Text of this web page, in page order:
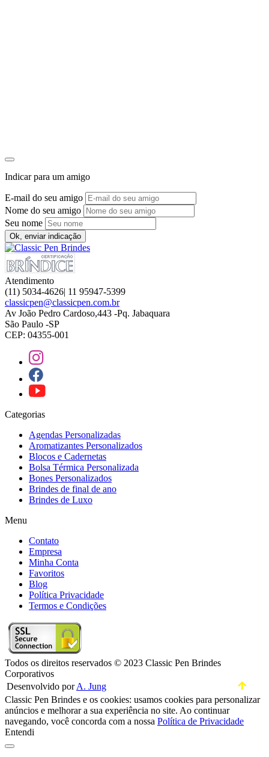
Indicar para um amigo
E-mail do seu amigo
Nome do seu amigo
Seu nome
Ok, enviar indicação
Atendimento
(11) 5034-4626| 11 95947-5399
classicpen@classicpen.com.br
Av João Pedro Cardoso,443 -Pq. Jabaquara
São Paulo -SP
CEP: 04355-001
Categorias
Agendas Personalizadas
Aromatizantes Personalizados
Blocos e Cadernetas
Bolsa Térmica Personalizada
Bones Personalizados
Brindes de final de ano
Brindes de Luxo
Menu
Contato
Empresa
Minha Conta
Favoritos
Blog
Política Privacidade
Termos e Condições
Todos os direitos reservados © 2023 Classic Pen Brindes
Corporativos
Desenvolvido porA. Jung
Classic Pen Brindes e os cookies: usamos cookies para personalizar
anúncios e melhorar a sua experiência no site. Ao continuar
navegando, você concorda com a nossa Política de Privacidade
Entendi